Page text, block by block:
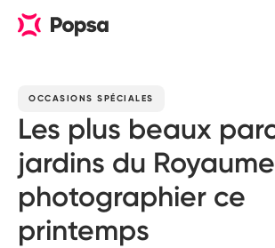
OCCASIONS SPÉCIALES
Les plus beaux
jardins du
photographier ce
printemps